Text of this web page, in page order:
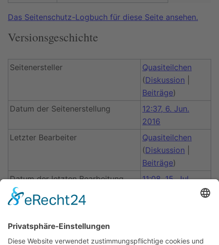
Das Seitenschutz-Logbuch für diese Seite ansehen.
Versionsgeschichte
Seitenersteller
Quasiteilchen
(Diskussion
Beiträge)
Datum der Seitenerstellung
12:37, 6. Jun.
2016
Letzter Bearbeiter
Quasiteilchen
(Diskussion
Beiträge)
Datum der letzten Bearbeitung
11:08, 15. Jul.
Gesamtzahl der Bearbeitungen
Gesamtzahl unterschiedlicher
Autoren